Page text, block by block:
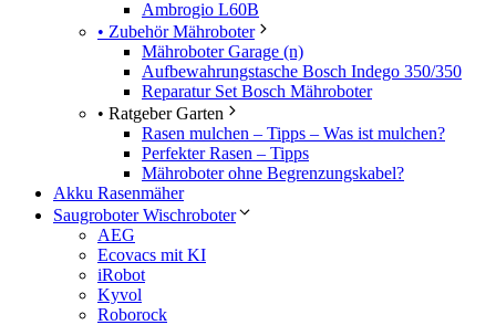
Ambrogio L60B
• Zubehör Mähroboter
Mähroboter Garage (n)
Aufbewahrungstasche Bosch Indego 350/350
Reparatur Set Bosch Mähroboter
• Ratgeber Garten
Rasen mulchen – Tipps – Was ist mulchen?
Perfekter Rasen – Tipps
Mähroboter ohne Begrenzungskabel?
Akku Rasenmäher
Saugroboter Wischroboter
AEG
Ecovacs mit KI
iRobot
Kyvol
Roborock